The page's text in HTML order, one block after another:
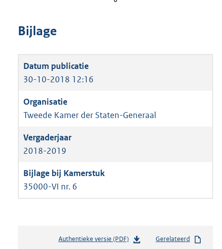
Bijlage
30-10-2018 12:16
Tweede Kamer der Staten-Generaal
2018-2019
35000-VI nr. 6
Authentieke versie (PDF)b
Gerelateerd